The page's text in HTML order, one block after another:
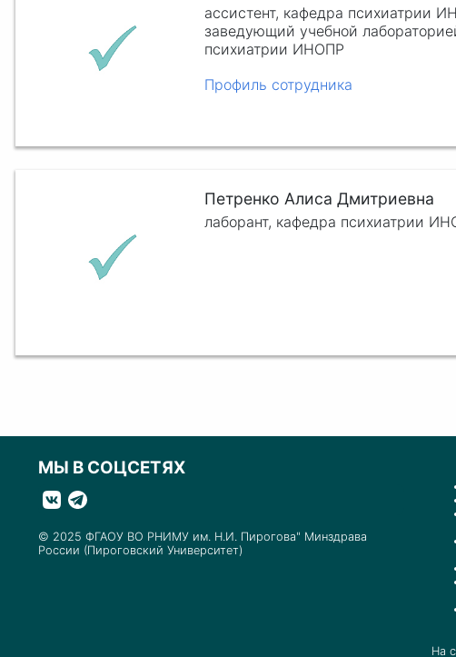
ассистент, кафедра психиатрии
заведующий учебной
психиатрии ИНОПР
Профиль сотрудника
Петренко Алиса Дмитриевна
лаборант, кафедра психиатрии
МЫ В СОЦСЕТЯХ
© 2025 ФГАОУ ВО РНИМУ им. Н.И. Пирогова" Минздрава
России (Пироговский Университет)
На